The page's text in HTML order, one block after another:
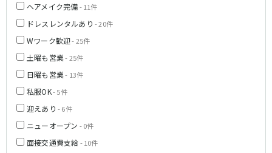
ヘアメイク完備- 11件
ドレスレンタルあり - 20件
Wワーク歓迎- 25件
土曜も営業- 25件
日曜も営業- 13件
私服OK- 5件
迎えあり - 6件
ニューオープン - 0件
面接交通費支給- 10件
JR東海道本線(岐阜～美濃赤坂・米原)
名古屋市営地下鉄名港線
名鉄尾西線